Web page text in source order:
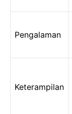
Pengalaman
Keterampilan